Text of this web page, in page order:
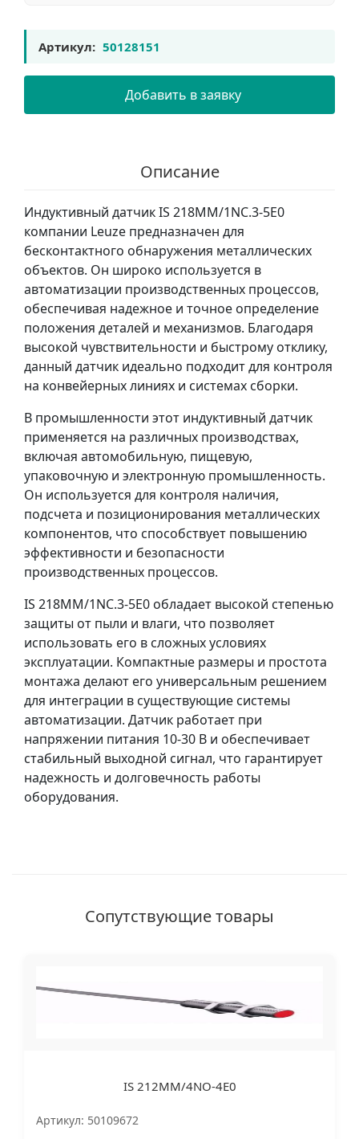
Артикул: 50128151
Добавить в заявку
Описание
Индуктивный датчик IS 218MM/1NC.3-5E0
компании Leuze предназначен для
бесконтактного обнаружения металлических
объектов. Он широко используется в
автоматизации производственных процессов,
обеспечивая надежное и точное определение
положения деталей и механизмов. Благодаря
высокой чувствительности и быстрому отклику,
данный датчик идеально подходит для контроля
на конвейерных линиях и системах сборки.
В промышленности этот индуктивный датчик
применяется на различных производствах,
включая автомобильную, пищевую,
упаковочную и электронную промышленность.
Он используется для контроля наличия,
подсчета и позиционирования металлических
компонентов, что способствует повышению
эффективности и безопасности
производственных процессов.
IS 218MM/1NC.3-5E0 обладает высокой степенью
защиты от пыли и влаги, что позволяет
использовать его в сложных условиях
эксплуатации. Компактные размеры и простота
монтажа делают его универсальным решением
для интеграции в существующие системы
автоматизации. Датчик работает при
напряжении питания 10-30 В и обеспечивает
стабильный выходной сигнал, что гарантирует
надежность и долговечность работы
оборудования.
Сопутствующие товары
IS 212MM/4NO-4E0
Артикул: 50109672